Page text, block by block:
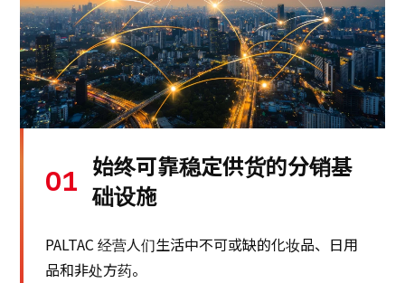
01 始终可靠稳定供货的分销基
础设施
PALTAC 经营人们生活中不可或缺的化妆品、日用
品和非处方药。